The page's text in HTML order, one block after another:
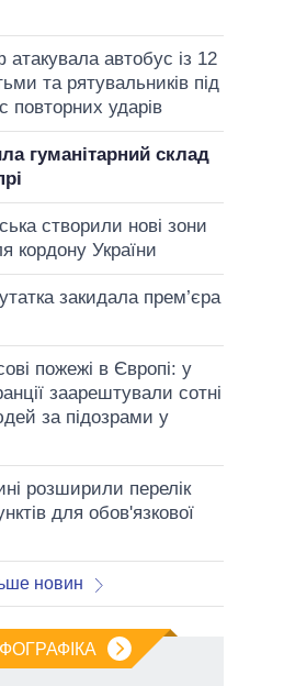
атакувала автобус із 12
та рятувальників під
повторних ударів
гуманітарний склад
створили нові зони
кордону України
закидала прем’єра
пожежі в Європі: у
заарештували сотні
за підозрами у
розширили перелік
для обов'язкової
новин